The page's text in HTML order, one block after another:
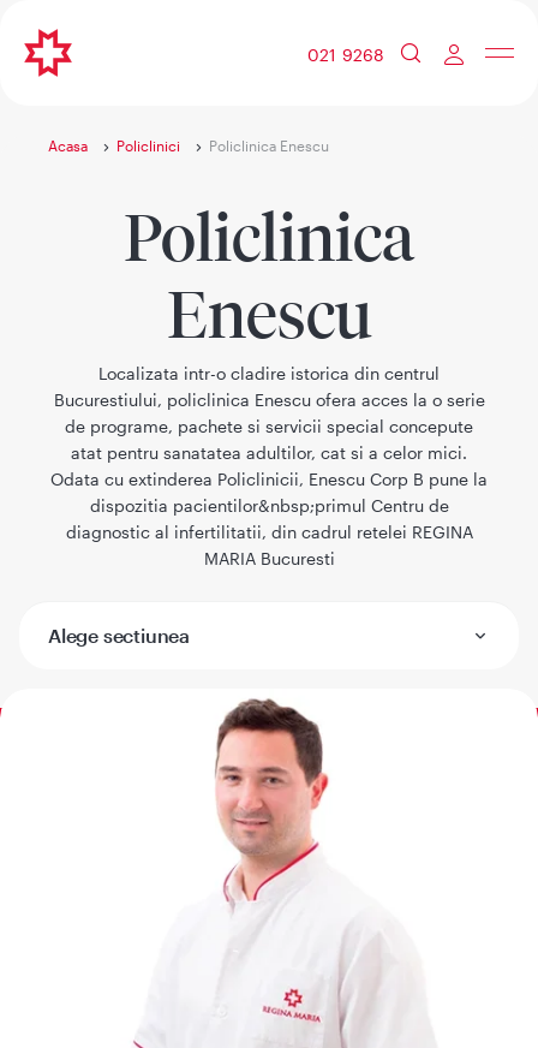
021 9268
Acasa Policlinici Policlinica Enescu
Policlinica
Enescu
Localizata intr-o cladire istorica din centrul
Bucurestiului, policlinica Enescu ofera acces la o serie
de programe, pachete si servicii special concepute
atat pentru sanatatea adultilor, cat si a celor mici.
Odata cu extinderea Policlinicii, Enescu Corp B pune la
dispozitia pacientilor&nbsp;primul Centru de
diagnostic al infertilitatii, din cadrul retelei REGINA
MARIA Bucuresti
Alege sectiunea